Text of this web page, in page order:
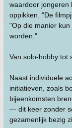
waardoor jongeren
oppikken. "De
"Op die manier
worden."
Van solo-hobby tot
Naast individuele
initiatieven, zoals
bijeenkomsten
— dit keer zonder
gezamenlijk bezig